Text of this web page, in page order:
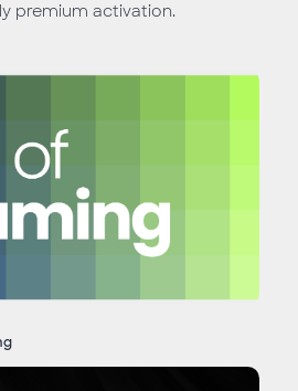
premium activation.